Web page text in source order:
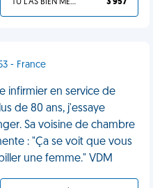
TU L'AS BIEN MÉRITÉ 3 957
- France
infirmier en service de
de 80 ans, j'essaye
Sa voisine de chambre
: "Ça se voit que vous
une femme." VDM